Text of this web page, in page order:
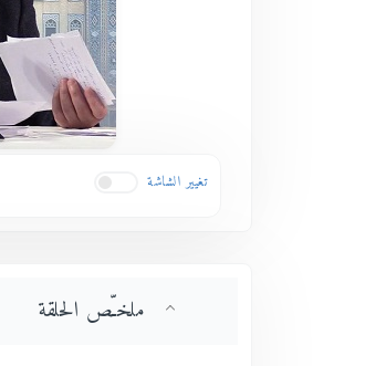
تغيير الشاشة
ملخـّص الحلقة